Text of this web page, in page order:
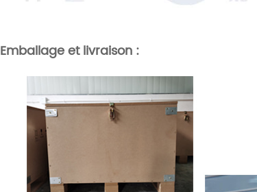
Emballage et livraison :